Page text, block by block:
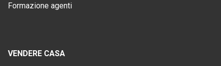
Formazione agenti
VENDERE CASA